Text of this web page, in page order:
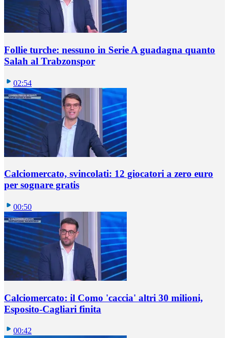
Follie turche: nessuno in Serie A guadagna quanto
Salah al Trabzonspor
02:54
Calciomercato, svincolati: 12 giocatori a zero euro
per sognare gratis
00:50
Calciomercato: il Como 'caccia' altri 30 milioni,
Esposito-Cagliari finita
00:42